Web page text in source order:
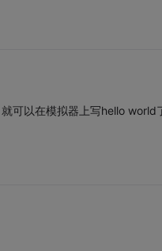
可以在模拟器上写hello world